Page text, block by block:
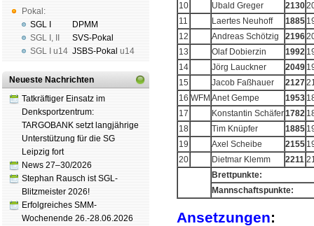
Pokal:
SGL I
SGL I ,
SGL I
u14
DPMM
SVS-Pokal
JSBS-Pokal u14
Neueste Nachrichten
Tatkräftiger Einsatz im
Denksportzentrum:
TARGOBANK setzt langjährige
Unterstützung für die SG
Leipzig fort
News 27–30/2026
Stephan Rausch ist SGL-
Blitzmeister 2026!
Erfolgreiches SMM-
Wochenende 26.-28.06.2026
10
Ubald Greger 2130
11
Laertes Neuhoff 1885
12
Andreas Schötzig 2196
13
Olaf Dobierzin 1992
14
Jörg Lauckner 2049
15
Jacob Faßhauer 2127
16 WFM Anet Gempe 1953
17
Konstantin Schäfer1782
18
Tim Knüpfer 1885
19
Axel Scheibe 2155
20
Dietmar Klemm 2211
Brettpunkte:
Mannschaftspunkte:
Ansetzungen: